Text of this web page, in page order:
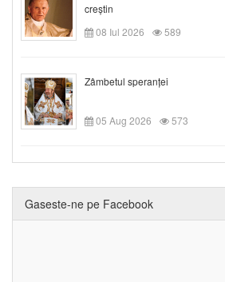
creștin
08 Iul 2026
589
Zâmbetul speranței
05 Aug 2026 573
Gaseste-ne pe Facebook